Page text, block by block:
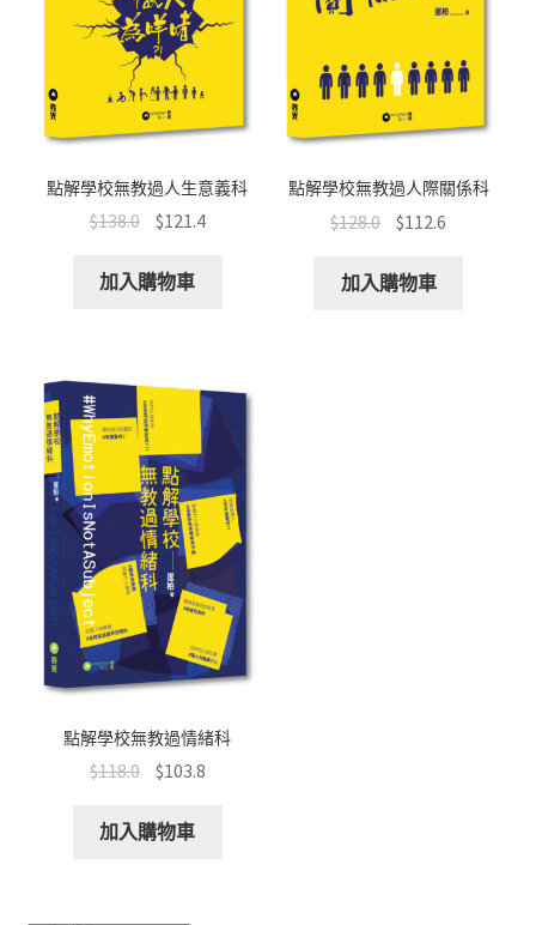
點解學校無教過人生意義科
$138.0 $121.4
加入購物車
點解學校無教過人際關係科
$128.0 $112.6
加入購物車
點解學校無教過情緒科
$118.0 $103.8
加入購物車